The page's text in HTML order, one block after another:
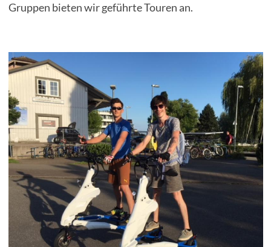
Gruppen bieten wir geführte Touren an.